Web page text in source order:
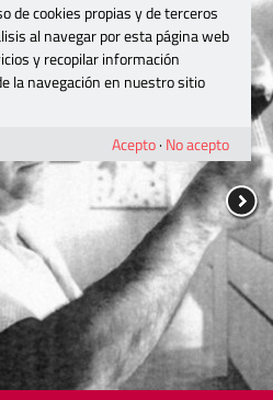
de cookies propias y de terceros
al navegar por esta página web
y recopilar información
la navegación en nuestro sitio
Acepto· No acepto